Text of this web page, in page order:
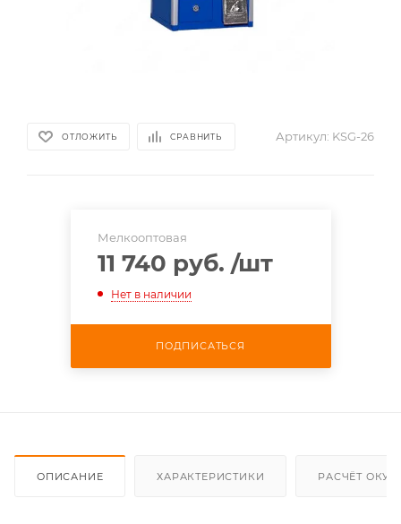
ОТЛОЖИТЬ СРАВНИТЬ Артикул: KSG-26
Мелкооптовая
11 740 руб. /шт
Нет в наличии
ПОДПИСАТЬСЯ
ОПИСАНИЕ ХАРАКТЕРИСТИКИ РАСЧЁТ